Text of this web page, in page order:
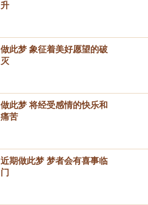
升
做此梦 象征着美好愿望的破
灭
做此梦 将经受感情的快乐和
痛苦
近期做此梦 梦者会有喜事临
门